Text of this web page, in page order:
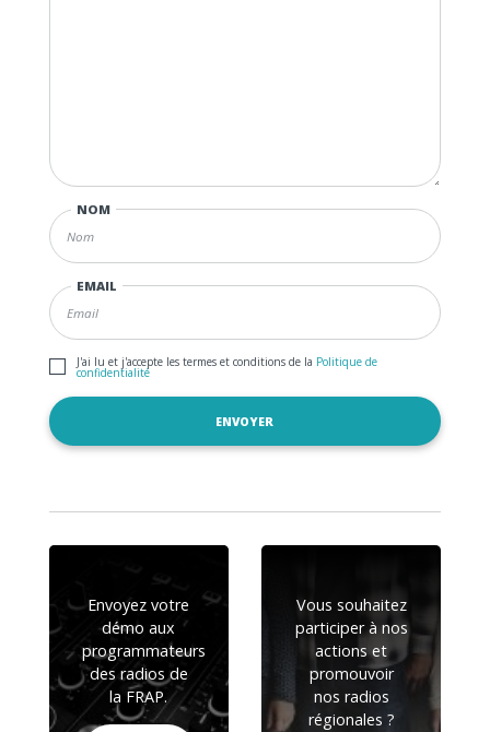
NOM
EMAIL
J'ai lu et j'accepte les termes et conditions de la Politique de
confidentialité
Envoyez votre
démo aux
programmateurs
des radios de
la FRAP.
Vous souhaitez
participer à nos
actions et
promouvoir
nos radios
régionales ?